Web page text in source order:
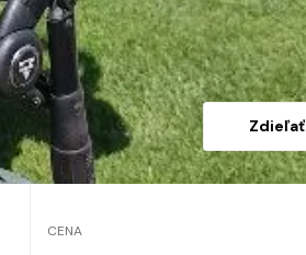
Zdieľať
CENA